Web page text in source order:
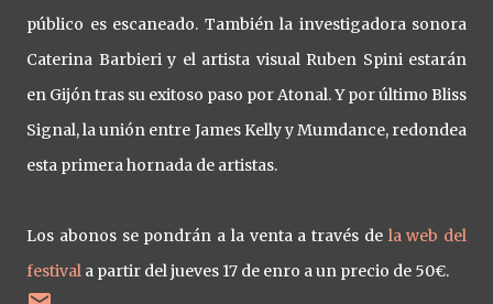
público es escaneado. También la investigadora sonora
Caterina Barbieri y el artista visual Ruben Spini estarán
en Gijón tras su exitoso paso por Atonal. Y por último Bliss
Signal, la unión entre James Kelly y Mumdance, redondea
esta primera hornada de artistas.
Los abonos se pondrán a la venta a través de la web del
festival a partir del jueves 17 de enro a un precio de 50€.